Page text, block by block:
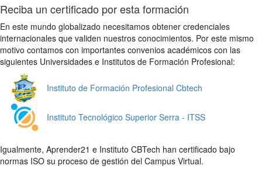
Reciba un certificado por esta formación
En este mundo globalizado necesitamos obtener credenciales
internacionales que validen nuestros conocimientos. Por este mismo
motivo contamos con importantes convenios académicos con las
siguientes Universidades e Institutos de Formación Profesional:
Instituto de Formación Profesional Cbtech
Instituto Tecnológico Superior Serra - ITSS
Igualmente, Aprender21 e Instituto CBTech han certificado bajo
normas ISO su proceso de gestión del Campus Virtual.